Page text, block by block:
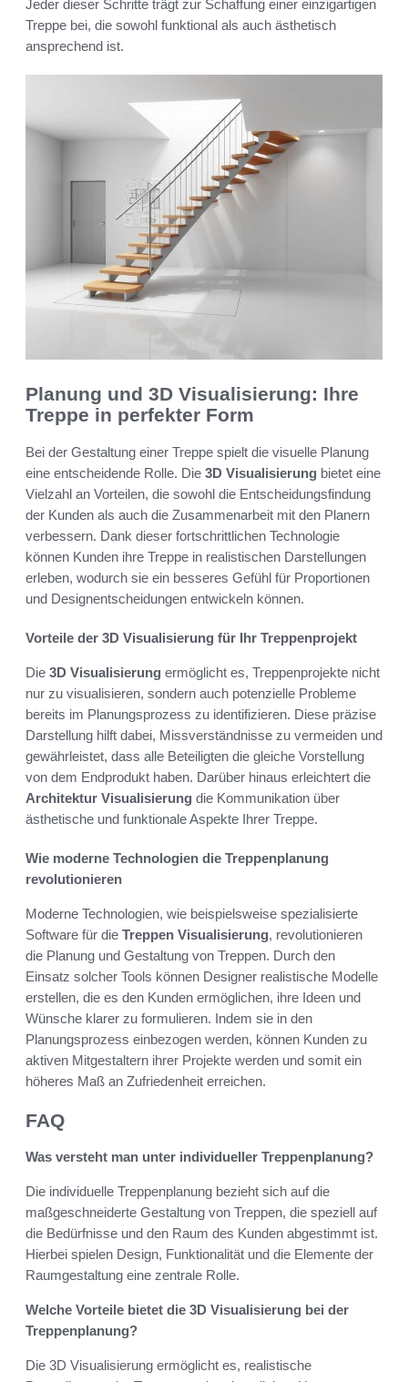
Jeder dieser Schritte trägt zur Schaffung einer einzigartigen
Treppe bei, die sowohl funktional als auch ästhetisch
ansprechend ist.
Planung und 3D Visualisierung: Ihre
Treppe in perfekter Form
Bei der Gestaltung einer Treppe spielt die visuelle Planung
eine entscheidende Rolle. Die 3D Visualisierung bietet eine
Vielzahl an Vorteilen, die sowohl die Entscheidungsfindung
der Kunden als auch die Zusammenarbeit mit den Planern
verbessern. Dank dieser fortschrittlichen Technologie
können Kunden ihre Treppe in realistischen Darstellungen
erleben, wodurch sie ein besseres Gefühl für Proportionen
und Designentscheidungen entwickeln können.
Vorteile der 3D Visualisierung für Ihr Treppenprojekt
Die 3D Visualisierung ermöglicht es, Treppenprojekte nicht
nur zu visualisieren, sondern auch potenzielle Probleme
bereits im Planungsprozess zu identifizieren. Diese präzise
Darstellung hilft dabei, Missverständnisse zu vermeiden und
gewährleistet, dass alle Beteiligten die gleiche Vorstellung
von dem Endprodukt haben. Darüber hinaus erleichtert die
Architektur Visualisierung die Kommunikation über
ästhetische und funktionale Aspekte Ihrer Treppe.
Wie moderne Technologien die Treppenplanung
revolutionieren
Moderne Technologien, wie beispielsweise spezialisierte
Software für die Treppen Visualisierung, revolutionieren
die Planung und Gestaltung von Treppen. Durch den
Einsatz solcher Tools können Designer realistische Modelle
erstellen, die es den Kunden ermöglichen, ihre Ideen und
Wünsche klarer zu formulieren. Indem sie in den
Planungsprozess einbezogen werden, können Kunden zu
aktiven Mitgestaltern ihrer Projekte werden und somit ein
höheres Maß an Zufriedenheit erreichen.
FAQ
Was versteht man unter individueller Treppenplanung?
Die individuelle Treppenplanung bezieht sich auf die
maßgeschneiderte Gestaltung von Treppen, die speziell auf
die Bedürfnisse und den Raum des Kunden abgestimmt ist.
Hierbei spielen Design, Funktionalität und die Elemente der
Raumgestaltung eine zentrale Rolle.
Welche Vorteile bietet die 3D Visualisierung bei der
Treppenplanung?
Die 3D Visualisierung ermöglicht es, realistische